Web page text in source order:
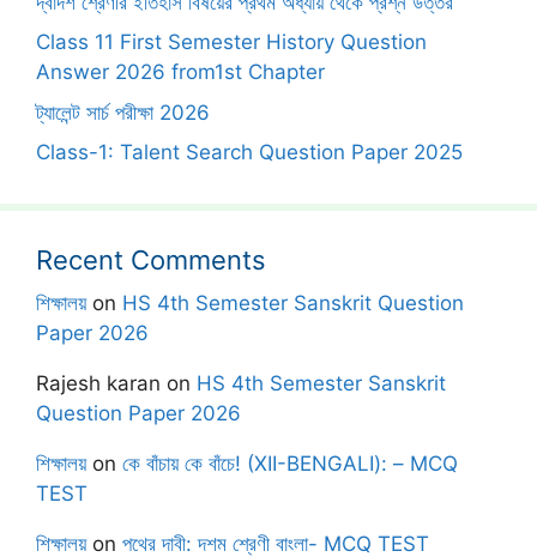
Class 11 First Semester History Question
Answer 2026 from1st Chapter
ট্যালেন্ট সার্চ পরীক্ষা 2026
Class-1: Talent Search Question Paper 2025
Recent Comments
শিক্ষালয়on HS 4th Semester Sanskrit Question
Paper 2026
Rajesh karan on HS 4th Semester Sanskrit
Question Paper 2026
শিক্ষালয়on কে বাঁচায় কে বাঁচে! (XII-BENGALI): – MCQ
TEST
শিক্ষালয়on পথের দাবী: দশম শ্রেণী বাংলা- MCQ TEST